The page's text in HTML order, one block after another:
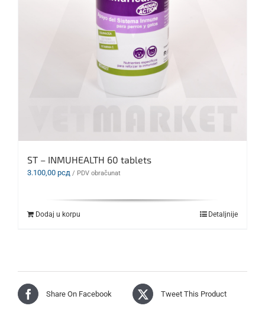
ST – INMUHEALTH 60 tablets
3.100,00 рсд / PDV obračunat
Dodaj u korpu Detaljnije
Share On Facebook Tweet This Product